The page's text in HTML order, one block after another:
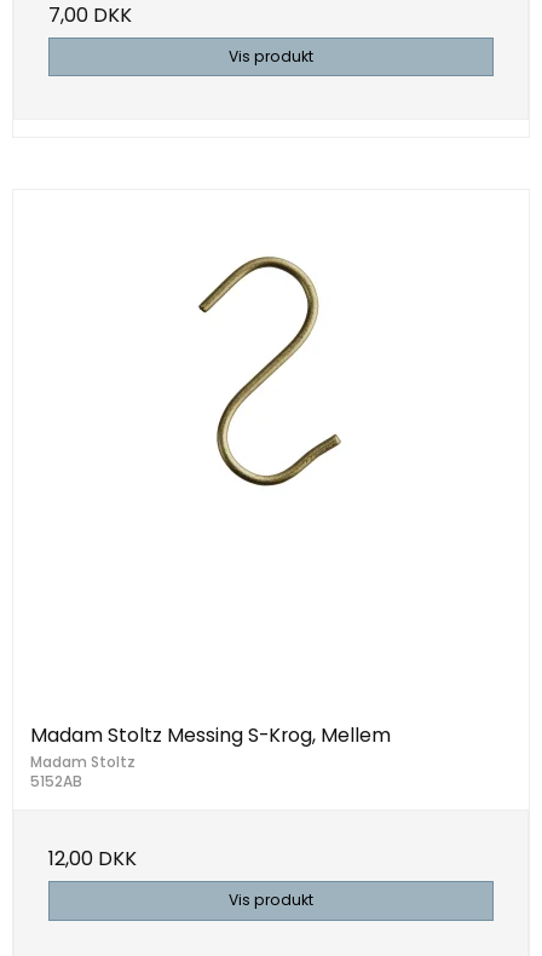
7,00 DKK
Vis produkt
Madam Stoltz Messing S-Krog, Mellem
Madam Stoltz
5152AB
12,00 DKK
Vis produkt